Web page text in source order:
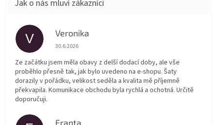
V Veronika
Hodnocení obchodu je 5 z 5 hvězdiček.
30.6.2026
Ze začátku jsem měla obavy z delší dodací doby, ale vše
proběhlo přesně tak, jak bylo uvedeno na e-shopu. Šaty
dorazily v pořádku, velikost seděla a kvalita mě příjemně
překvapila. Komunikace obchodu byla rychlá a ochotná. Určitě
doporučuji.
Franta